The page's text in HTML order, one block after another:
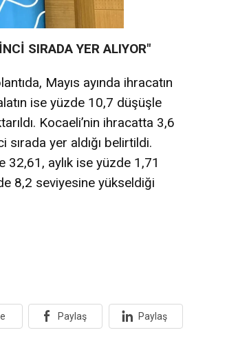
SIRADA YER ALIYOR"
Mayıs ayında ihracatın
ise yüzde 10,7 düşüşle
Kocaeli’nin ihracatta 3,6
sırada yer aldığı belirtildi.
32,61, aylık ise yüzde 1,71
8,2 seviyesine yükseldiği
Paylaş Paylaş